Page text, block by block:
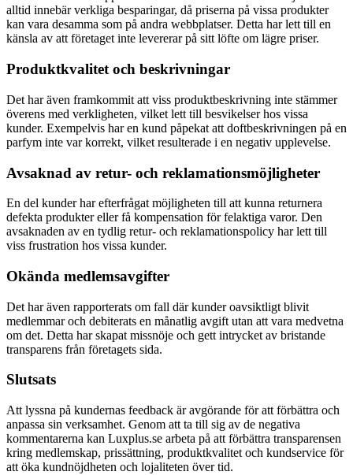
alltid innebär verkliga besparingar, då priserna på vissa produkter
kan vara desamma som på andra webbplatser. Detta har lett till en
känsla av att företaget inte levererar på sitt löfte om lägre priser.
Produktkvalitet och beskrivningar
Det har även framkommit att viss produktbeskrivning inte stämmer
överens med verkligheten, vilket lett till besvikelser hos vissa
kunder. Exempelvis har en kund påpekat att doftbeskrivningen på en
parfym inte var korrekt, vilket resulterade i en negativ upplevelse.
Avsaknad av retur- och reklamationsmöjligheter
En del kunder har efterfrågat möjligheten till att kunna returnera
defekta produkter eller få kompensation för felaktiga varor. Den
avsaknaden av en tydlig retur- och reklamationspolicy har lett till
viss frustration hos vissa kunder.
Okända medlemsavgifter
Det har även rapporterats om fall där kunder oavsiktligt blivit
medlemmar och debiterats en månatlig avgift utan att vara medvetna
om det. Detta har skapat missnöje och gett intrycket av bristande
transparens från företagets sida.
Slutsats
Att lyssna på kundernas feedback är avgörande för att förbättra och
anpassa sin verksamhet. Genom att ta till sig av de negativa
kommentarerna kan Luxplus.se arbeta på att förbättra transparensen
kring medlemskap, prissättning, produktkvalitet och kundservice för
att öka kundnöjdheten och lojaliteten över tid.